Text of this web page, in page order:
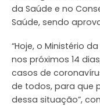
da Saúde e no
Saúde, sendo
“Hoje, o Ministério
nos próximos 14
casos de
de todos, para que
dessa situação”,